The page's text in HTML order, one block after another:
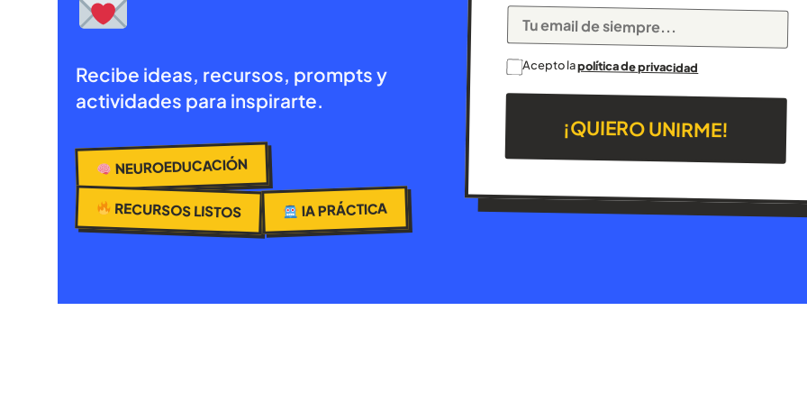
Recibe ideas, recursos, prompts y
actividades para inspirarte.
NEUROEDUCACIÓN
RECURSOS LISTOS IA PRÁCTICA
Acepto lapolítica de privacidad
¡QUIERO UNIRME!